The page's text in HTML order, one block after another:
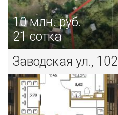
10млн. руб.
21 сотка
Заводская ул., 102